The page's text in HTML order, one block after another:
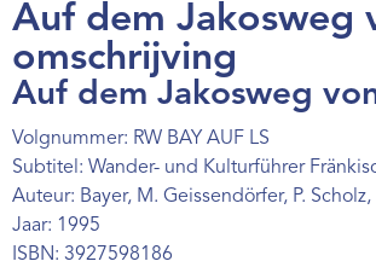
Auf dem Jakosweg
omschrijving
Auf dem Jakosweg
Volgnummer: RW BAY AUF LS
Subtitel: Wander- und Kulturführer
Auteur: Bayer, M. Geissendörfer, P. Scholz,
Jaar: 1995
ISBN: 3927598186